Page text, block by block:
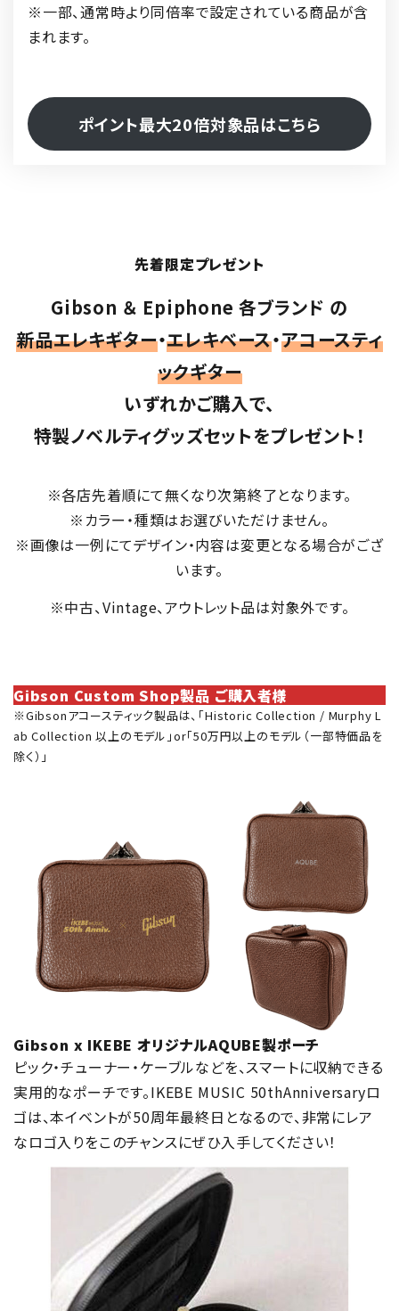
※一部、通常時より同倍率で設定されている商品が含
まれます。
ポイント最大20倍対象品はこちら
先着限定プレゼント
Gibson ＆ Epiphone 各ブランド の
新品エレキギター・エレキベース・アコースティ
ックギター
いずれかご購入で、
特製ノベルティグッズセットをプレゼント！
※各店先着順にて無くなり次第終了となります。
※カラー・種類はお選びいただけません。
※画像は一例にてデザイン・内容は変更となる場合がござ
います。
※中古、Vintage、アウトレット品は対象外です。
Gibson Custom Shop製品 ご購入者様
※Gibsonアコースティック製品は、「Historic Collection / Murphy L
ab Collection 以上のモデル」or「50万円以上のモデル（一部特価品を
除く）」
Gibson x IKEBE オリジナルAQUBE製ポーチ
ピック・チューナー・ケーブルなどを、スマートに収納できる
実用的なポーチです。IKEBE MUSIC 50thAnniversaryロ
ゴは、本イベントが50周年最終日となるので、非常にレア
なロゴ入りをこのチャンスにぜひ入手してください！